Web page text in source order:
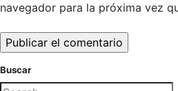
navegador para la próxima vez
Buscar